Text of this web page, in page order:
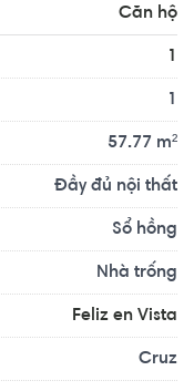
Căn hộ
1
1
57.77 m²
Đầy đủ nội thất
Sổ hồng
Nhà trống
Feliz en Vista
Cruz